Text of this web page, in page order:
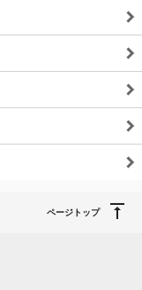
ページトップ